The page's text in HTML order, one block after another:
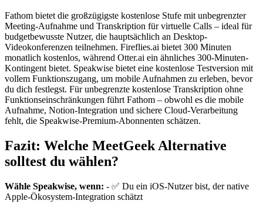
Fathom bietet die großzügigste kostenlose Stufe mit unbegrenzter
Meeting-Aufnahme und Transkription für virtuelle Calls – ideal für
budgetbewusste Nutzer, die hauptsächlich an Desktop-
Videokonferenzen teilnehmen. Fireflies.ai bietet 300 Minuten
monatlich kostenlos, während Otter.ai ein ähnliches 300-Minuten-
Kontingent bietet. Speakwise bietet eine kostenlose Testversion mit
vollem Funktionszugang, um mobile Aufnahmen zu erleben, bevor
du dich festlegst. Für unbegrenzte kostenlose Transkription ohne
Funktionseinschränkungen führt Fathom – obwohl es die mobile
Aufnahme, Notion-Integration und sichere Cloud-Verarbeitung
fehlt, die Speakwise-Premium-Abonnenten schätzen.
Fazit: Welche MeetGeek Alternative
solltest du wählen?
Wähle Speakwise, wenn: - ✅ Du ein iOS-Nutzer bist, der native
Apple-Ökosystem-Integration schätzt